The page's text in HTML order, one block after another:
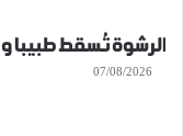
الرشوة تُسقط طبيبا و3 آخرين ببني ملال
07/08/2026